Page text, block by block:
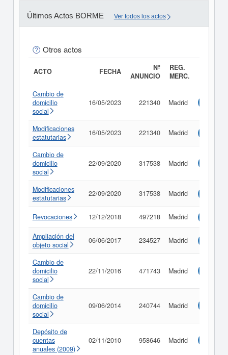
Últimos Actos BORME Ver todos los actos
Otros actos
ACTO FECHA
Nº
ANUNCIO
REG.
MERC.
Cambio de
domicilio
social
16/05/2023 221340 Madrid
Modificaciones
estatutarias
16/05/2023 221340 Madrid
Cambio de
domicilio
social
22/09/2020 317538 Madrid
Modificaciones
estatutarias
22/09/2020 317538 Madrid
Revocaciones 12/12/2018 497218 Madrid
Ampliación del
objeto social
06/06/2017 234527 Madrid
Cambio de
domicilio
social
22/11/2016 471743 Madrid
Cambio de
domicilio
social
09/06/2014 240744 Madrid
Depósito de
cuentas
anuales (2009)
02/11/2010 958646 Madrid